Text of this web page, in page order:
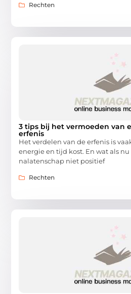
Rechten
3 tips bij het vermoeden van
erfenis
Het verdelen van de erfenis is
energie en tijd kost. En wat als
nalatenschap niet positief
Rechten